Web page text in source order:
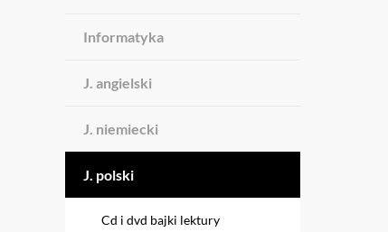
Informatyka
J. angielski
J. niemiecki
J. polski
Cd i dvd bajki lektury